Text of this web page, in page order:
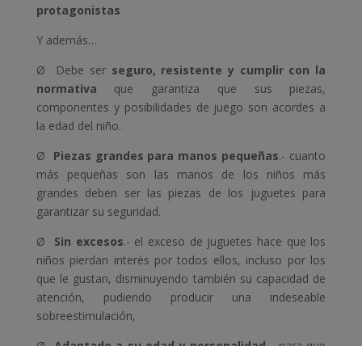
protagonistas
Y además…
Ø Debe ser seguro, resistente y cumplir con la
normativa que garantiza que sus piezas,
componentes y posibilidades de juego son acordes a
la edad del niño.
Ø Piezas grandes para manos pequeñas.- cuanto
más pequeñas son las manos de los niños más
grandes deben ser las piezas de los juguetes para
garantizar su seguridad.
Ø Sin excesos.- el exceso de juguetes hace que los
niños pierdan interés por todos ellos, incluso por los
que le gustan, disminuyendo también su capacidad de
atención, pudiendo producir una indeseable
sobreestimulación,